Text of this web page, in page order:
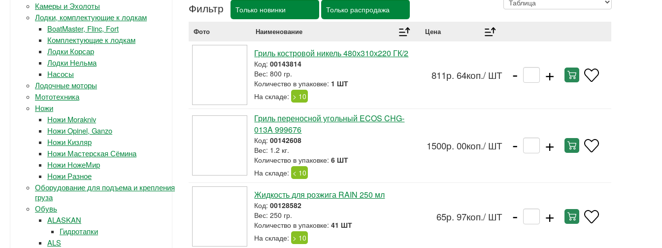
Камеры и Эхолоты
Лодки, комплектующие к лодкам
BoatMaster, Flinc, Fort
Комплектующие к лодкам
Лодки Корсар
Лодки Нельма
Насосы
Лодочные моторы
Мототехника
Ножи
Ножи Morakniv
Ножи Opinel, Ganzo
Ножи Кизляр
Ножи Мастерская Сёмина
Ножи НожеМир
Ножи Разное
Оборудование для подъема и крепления
груза
Обувь
ALASKAN
Гидротапки
ALS
Фильтр Только новинки Только распродажа
Фото Наименование Цена
Гриль костровой никель 480х310х220 ГК/2
Код:00143814
Вес: 800 гр.
Количество в упаковке: 1 ШТ
На складе: > 10
811р. 64коп./ ШТ - +
Гриль переносной угольный ECOS CHG-
013A 999676
Код:00142608
Вес: 1.2 кг.
Количество в упаковке:6 ШТ
На складе: < 10
1500р. 00коп./ ШТ - +
Жидкость для розжига RAIN 250 мл
Код:00128582
Вес: 250 гр.
Количество в упаковке:41 ШТ
На складе: > 10
65р. 97коп./ ШТ - +